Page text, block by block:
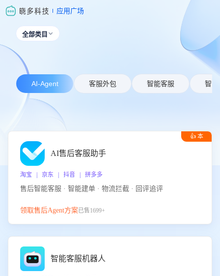
应用广场
全部类目 
AI-Agent 客服外包 智能客服 智能
👍 本
AI售后客服助手
淘宝 | 京东 | 抖音 | 拼多多
售后智能客服 · 智能建单 · 物流拦截 · 回评追评
领取售后Agent方案已售1699+
智能客服机器人